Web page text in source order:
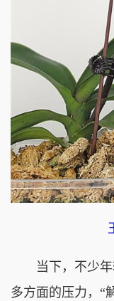
当下，不少年
多方面的压力，“